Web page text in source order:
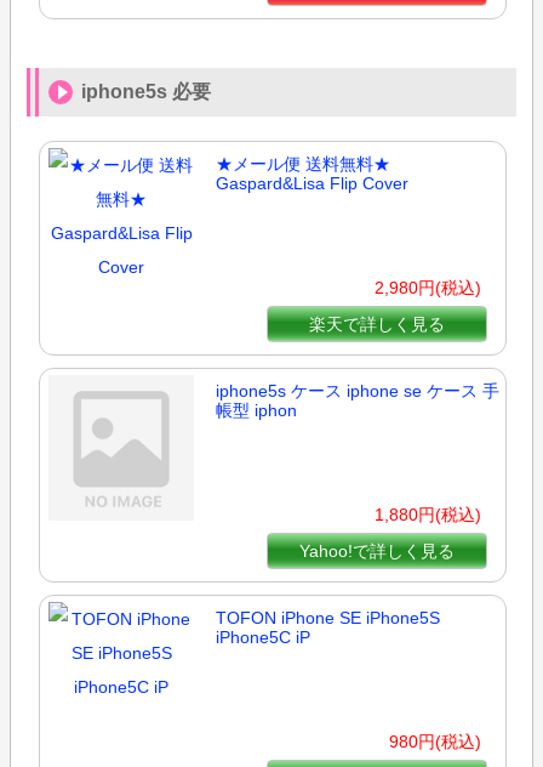
iphone5s 必要
★メール便 送料無料★
Gaspard&Lisa Flip Cover
2,980円(税込)
楽天で詳しく見る
iphone5s ケース iphone se ケース 手
帳型 iphon
1,880円(税込)
Yahoo!で詳しく見る
TOFON iPhone SE iPhone5S
iPhone5C iP
980円(税込)